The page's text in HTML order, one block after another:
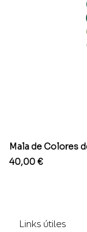
Mala de Colores
Precio
40,00 €
Links útiles